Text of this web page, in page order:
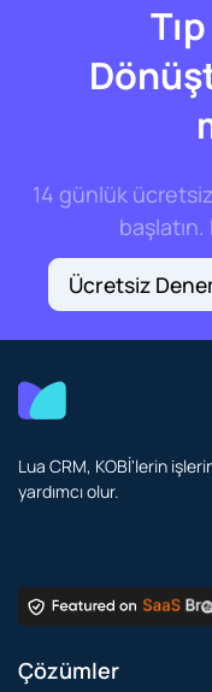
14 günlük
Ücretsiz
Lua CRM, KOBİ'lerin
yardımcı olur.
Çözümler